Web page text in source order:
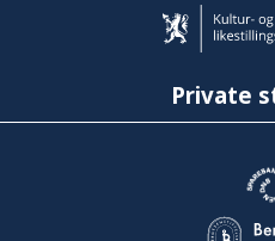
Private